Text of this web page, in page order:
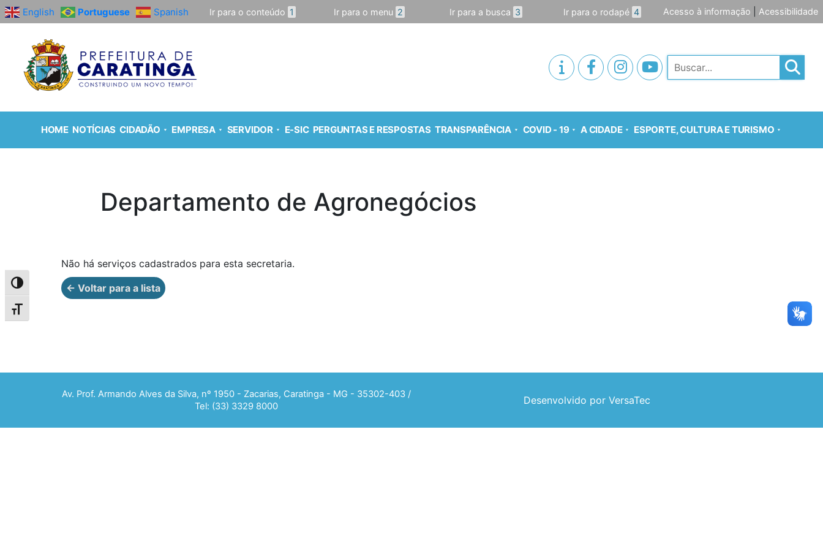
Alternar alto contraste
Alternar tamanho da fonte
English Portuguese Spanish Ir para o conteúdo 1 Ir para o menu 2 Ir para a busca 3 Ir para o rodapé 4 Acesso à informação Acessibilidade
Pesquisar
HOME NOTÍCIAS CIDADÃO EMPRESA SERVIDOR E-SIC PERGUNTAS E RESPOSTAS TRANSPARÊNCIA COVID - 19 A CIDADE ESPORTE, CULTURA E TURISMO
Departamento de Agronegócios
Não há serviços cadastrados para esta secretaria.
← Voltar para a lista
Av. Prof. Armando Alves da Silva, nº 1950 - Zacarias, Caratinga - MG - 35302-403 /
Tel: (33) 3329 8000
Desenvolvido por VersaTec